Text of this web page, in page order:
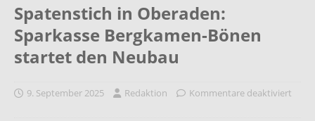
Spatenstich in Oberaden:
Sparkasse Bergkamen-Bönen
startet den Neubau
9. September 2025 Redaktion Kommentare deaktiviert